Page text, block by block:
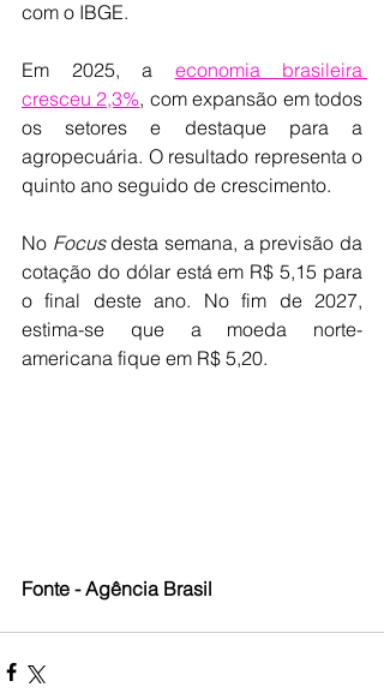
com o IBGE.
Em 2025, a economia brasileira
cresceu 2,3%, com expansão em todos
os setores e destaque para a
agropecuária. O resultado representa o
quinto ano seguido de crescimento.
No Focus desta semana, a previsão da
cotação do dólar está em R$ 5,15 para
o final deste ano. No fim de 2027,
estima-se que a moeda norte-
americana fique em R$ 5,20.
Fonte - Agência Brasil